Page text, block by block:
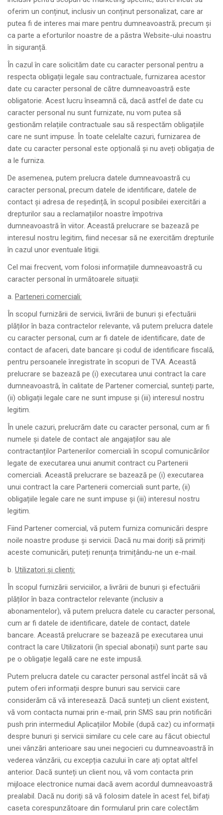
oferim un conținut, inclusiv un conținut personalizat, care ar
putea fi de interes mai mare pentru dumneavoastră; precum și
ca parte a eforturilor noastre de a păstra Website-ului noastru
în siguranță.
În cazul în care solicităm date cu caracter personal pentru a
respecta obligații legale sau contractuale, furnizarea acestor
date cu caracter personal de către dumneavoastră este
obligatorie. Acest lucru înseamnă că, dacă astfel de date cu
caracter personal nu sunt furnizate, nu vom putea să
gestionăm relațiile contractuale sau să respectăm obligațiile
care ne sunt impuse. În toate celelalte cazuri, furnizarea de
date cu caracter personal este opțională și nu aveți obligația de
a le furniza.
De asemenea, putem prelucra datele dumneavoastră cu
caracter personal, precum datele de identificare, datele de
contact și adresa de reședință, în scopul posibilei exercitări a
drepturilor sau a reclamațiilor noastre împotriva
dumneavoastră în viitor. Această prelucrare se bazează pe
interesul nostru legitim, fiind necesar să ne exercităm drepturile
în cazul unor eventuale litigii.
Cel mai frecvent, vom folosi informațiile dumneavoastră cu
caracter personal în următoarele situații:
a. Parteneri comerciali:
În scopul furnizării de servicii, livrării de bunuri și efectuării
plăților în baza contractelor relevante, vă putem prelucra datele
cu caracter personal, cum ar fi datele de identificare, date de
contact de afaceri, date bancare și codul de identificare fiscală,
pentru persoanele înregistrate în scopuri de TVA. Această
prelucrare se bazează pe (i) executarea unui contract la care
dumneavoastră, în calitate de Partener comercial, sunteți parte,
(ii) obligații legale care ne sunt impuse și (iii) interesul nostru
legitim.
În unele cazuri, prelucrăm date cu caracter personal, cum ar fi
numele și datele de contact ale angajaților sau ale
contractanților Partenerilor comerciali în scopul comunicărilor
legate de executarea unui anumit contract cu Partenerii
comerciali. Această prelucrare se bazează pe (i) executarea
unui contract la care Partenerii comerciali sunt parte, (ii)
obligațiile legale care ne sunt impuse și (iii) interesul nostru
legitim.
Fiind Partener comercial, vă putem furniza comunicări despre
noile noastre produse și servicii. Dacă nu mai doriți să primiți
aceste comunicări, puteți renunța trimițându-ne un e-mail.
b. Utilizatori și clienți:
În scopul furnizării serviciilor, a livrării de bunuri și efectuării
plăților în baza contractelor relevante (inclusiv a
abonamentelor), vă putem prelucra datele cu caracter personal,
cum ar fi datele de identificare, datele de contact, datele
bancare. Această prelucrare se bazează pe executarea unui
contract la care Utilizatorii (în special abonații) sunt parte sau
pe o obligație legală care ne este impusă.
Putem prelucra datele cu caracter personal astfel încât să vă
putem oferi informații despre bunuri sau servicii care
considerăm că vă interesează. Dacă sunteți un client existent,
vă vom contacta numai prin e-mail, prin SMS sau prin notificări
push prin intermediul Aplicațiilor Mobile (după caz) cu informații
despre bunuri și servicii similare cu cele care au făcut obiectul
unei vânzări anterioare sau unei negocieri cu dumneavoastră în
vederea vânzării, cu excepția cazului în care ați optat altfel
anterior. Dacă sunteți un client nou, vă vom contacta prin
mijloace electronice numai dacă avem acordul dumneavoastră
prealabil. Dacă nu doriți să vă folosim datele în acest fel, bifați
caseta corespunzătoare din formularul prin care colectăm